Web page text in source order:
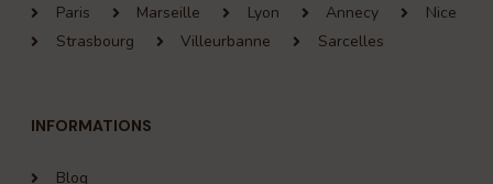
Paris Marseille Lyon Annecy
Nice
Strasbourg
Villeurbanne Sarcelles
INFORMATIONS
Blog